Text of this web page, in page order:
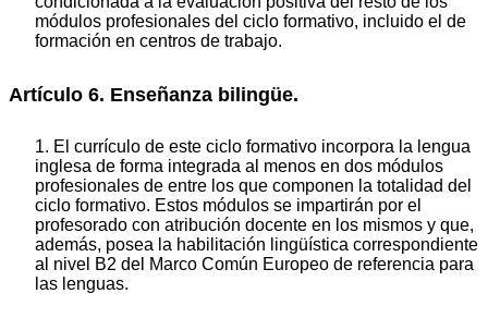
módulos profesionales del ciclo formativo, incluido el de
formación en centros de trabajo.
Artículo 6. Enseñanza bilingüe.
1. El currículo de este ciclo formativo incorpora la lengua
inglesa de forma integrada al menos en dos módulos
profesionales de entre los que componen la totalidad del
ciclo formativo. Estos módulos se impartirán por el
profesorado con atribución docente en los mismos y que,
además, posea la habilitación lingüística correspondiente
al nivel B2 del Marco Común Europeo de referencia para
las lenguas.